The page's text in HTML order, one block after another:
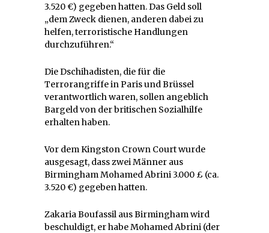
3.520 €) gegeben hatten. Das Geld soll
„dem Zweck dienen, anderen dabei zu
helfen, terroristische Handlungen
durchzuführen.“
Die Dschihadisten, die für die
Terrorangriffe in Paris und Brüssel
verantwortlich waren, sollen angeblich
Bargeld von der britischen Sozialhilfe
erhalten haben.
Vor dem Kingston Crown Court wurde
ausgesagt, dass zwei Männer aus
Birmingham Mohamed Abrini 3.000 £ (ca.
3.520 €) gegeben hatten.
Zakaria Boufassil aus Birmingham wird
beschuldigt, er habe Mohamed Abrini (der